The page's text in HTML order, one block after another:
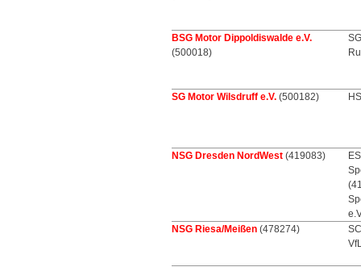
BSG Motor Dippoldiswalde e.V.
(500018)
SG Motor Wilsdruff e.V. (500182)
NSG Dresden NordWest (419083)
NSG Riesa/Meißen (478274)